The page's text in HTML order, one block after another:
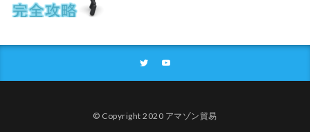
© Copyright 2020 アマゾン貿易